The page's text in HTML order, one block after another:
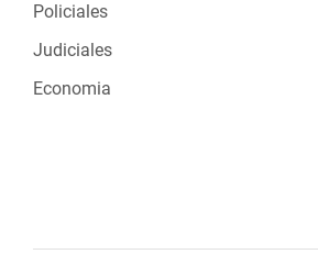
Policiales
Judiciales
Economia